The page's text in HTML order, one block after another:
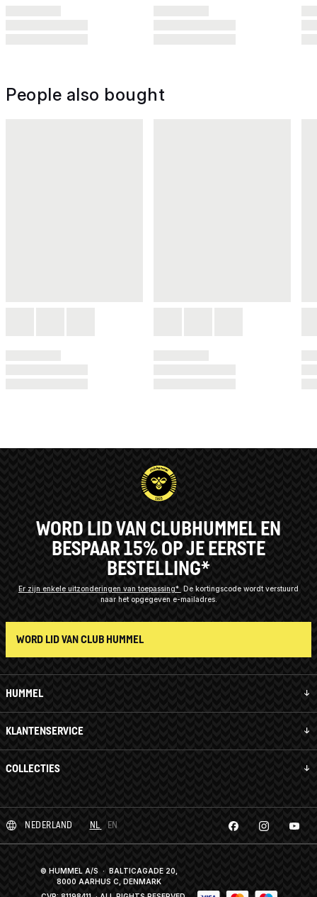
People also bought
HUMMEL
KLANTENSERVICE
COLLECTIES
WORD LID VAN CLUBHUMMEL EN
BESPAAR 15% OP JE EERSTE
BESTELLING*
Er zijn enkele uitzonderingen van toepassing*
De kortingscode wordt verstuurd
naar het opgegeven e-mailadres.
WORD LID VAN CLUB HUMMEL
NEDERLAND NL EN
© HUMMEL A/S · BALTICAGADE 20,
8000 AARHUS C, DENMARK